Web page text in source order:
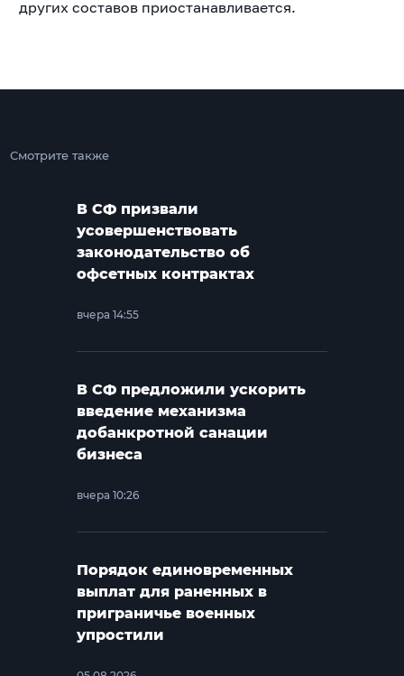
других составов приостанавливается.
Смотрите также
В СФ призвали
усовершенствовать
законодательство об
офсетных контрактах
вчера 14:55
В СФ предложили ускорить
введение механизма
добанкротной санации
бизнеса
вчера 10:26
Порядок единовременных
выплат для раненных в
приграничье военных
упростили